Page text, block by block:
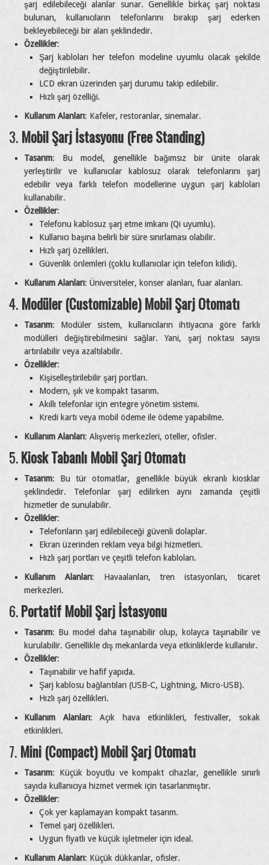
şarj edilebileceği alanlar sunar. Genellikle birkaç şarj noktası
bulunan, kullanıcıların telefonlarını bırakıp şarj ederken
bekleyebileceği bir alan şeklindedir.
Özellikler:
Şarj kabloları her telefon modeline uyumlu olacak şekilde
değiştirilebilir.
LCD ekran üzerinden şarj durumu takip edilebilir.
Hızlı şarj özelliği.
Kullanım Alanları: Kafeler, restoranlar, sinemalar.
3. Mobil Şarj İstasyonu (Free Standing)
Tasarım: Bu model, genellikle bağımsız bir ünite olarak
yerleştirilir ve kullanıcılar kablosuz olarak telefonlarını şarj
edebilir veya farklı telefon modellerine uygun şarj kabloları
kullanabilir.
Özellikler:
Telefonu kablosuz şarj etme imkanı (Qi uyumlu).
Kullanıcı başına belirli bir süre sınırlaması olabilir.
Hızlı şarj özellikleri.
Güvenlik önlemleri (çoklu kullanıcılar için telefon kilidi).
Kullanım Alanları: Üniversiteler, konser alanları, fuar alanları.
4. Modüler (Customizable) Mobil Şarj Otomatı
Tasarım: Modüler sistem, kullanıcıların ihtiyacına göre farklı
modülleri değiştirebilmesini sağlar. Yani, şarj noktası sayısı
artırılabilir veya azaltılabilir.
Özellikler:
Kişiselleştirilebilir şarj portları.
Modern, şık ve kompakt tasarım.
Akıllı telefonlar için entegre yönetim sistemi.
Kredi kartı veya mobil ödeme ile ödeme yapabilme.
Kullanım Alanları: Alışveriş merkezleri, oteller, ofisler.
5.Kiosk Tabanlı Mobil Şarj Otomatı
Tasarım: Bu tür otomatlar, genellikle büyük ekranlı kiosklar
şeklindedir. Telefonlar şarj edilirken aynı zamanda çeşitli
hizmetler de sunulabilir.
Özellikler:
Telefonların şarj edilebileceği güvenli dolaplar.
Ekran üzerinden reklam veya bilgi hizmetleri.
Hızlı şarj portları ve çeşitli telefon kabloları.
Kullanım Alanları: Havaalanları, tren istasyonları, ticaret
merkezleri.
6.Portatif Mobil Şarj İstasyonu
Tasarım: Bu model daha taşınabilir olup, kolayca taşınabilir ve
kurulabilir. Genellikle dış mekanlarda veya etkinliklerde kullanılır.
Özellikler:
Taşınabilir ve hafif yapıda.
Şarj kablosu bağlantıları (USB-C, Lightning, Micro-USB).
Hızlı şarj özellikleri.
Kullanım Alanları: Açık hava etkinlikleri, festivaller, sokak
etkinlikleri.
7. Mini (Compact) Mobil Şarj Otomatı
Tasarım: Küçük boyutlu ve kompakt cihazlar, genellikle sınırlı
sayıda kullanıcıya hizmet vermek için tasarlanmıştır.
Özellikler:
Çok yer kaplamayan kompakt tasarım.
Temel şarj özellikleri.
Uygun fiyatlı ve küçük işletmeler için ideal.
Kullanım Alanları: Küçük dükkanlar, ofisler.